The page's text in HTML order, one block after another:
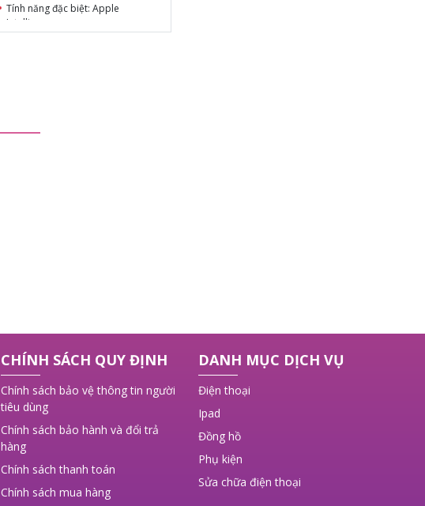
Tính năng đặc biệt: Apple
Intelligence
CHÍNH SÁCH QUY ĐỊNH
Chính sách bảo vệ thông tin người
tiêu dùng
Chính sách bảo hành và đổi trả
hàng
Chính sách thanh toán
Chính sách mua hàng
DANH MỤC DỊCH VỤ
Điện thoại
Ipad
Đồng hồ
Phụ kiện
Sửa chữa điện thoại